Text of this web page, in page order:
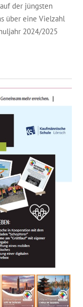
der jüngsten
über eine Vielzahl
2024/2025